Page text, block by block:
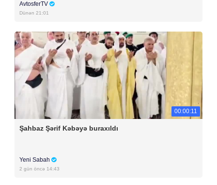
AvtosferTV
Dünən 21:01
00:00:11
Şahbaz Şərif Kəbəyə buraxıldı
Yeni Sabah
2 gün öncə 14:43